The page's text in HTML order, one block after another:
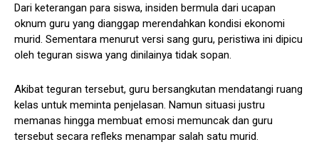
Dari keterangan para siswa, insiden bermula dari ucapan
oknum guru yang dianggap merendahkan kondisi ekonomi
murid. Sementara menurut versi sang guru, peristiwa ini dipicu
oleh teguran siswa yang dinilainya tidak sopan.
Akibat teguran tersebut, guru bersangkutan mendatangi ruang
kelas untuk meminta penjelasan. Namun situasi justru
memanas hingga membuat emosi memuncak dan guru
tersebut secara refleks menampar salah satu murid.